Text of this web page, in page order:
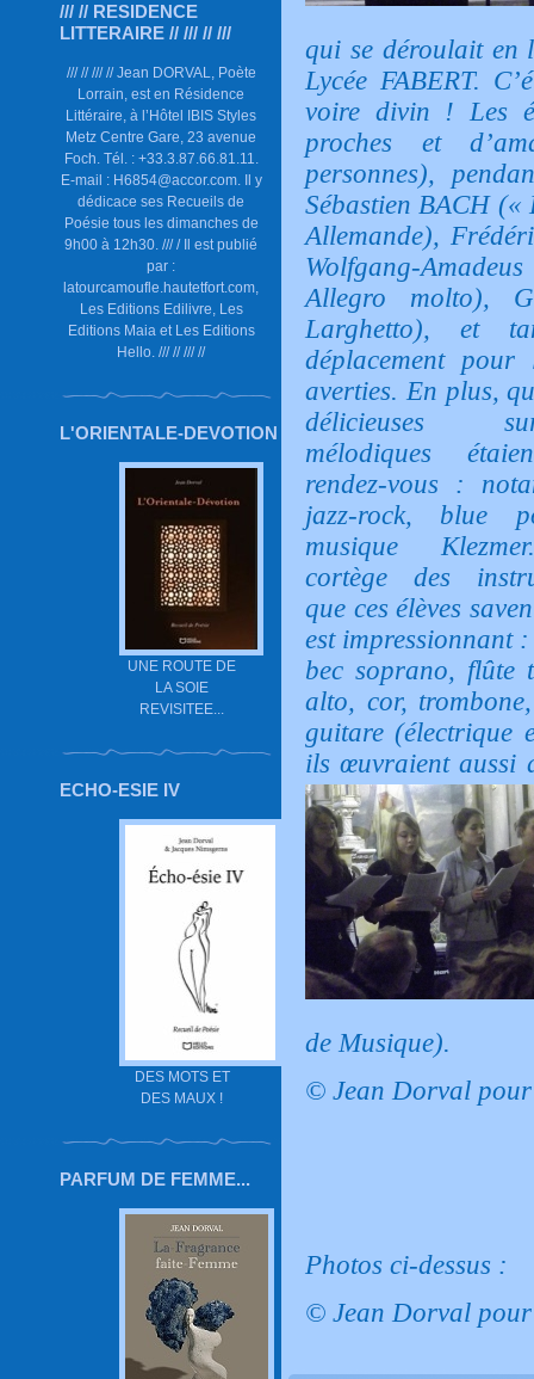
/// // RESIDENCE
LITTERAIRE // /// // ///
/// // /// // Jean DORVAL, Poète
Lorrain, est en Résidence
Littéraire, à l’Hôtel IBIS Styles
Metz Centre Gare, 23 avenue
Foch. Tél. : +33.3.87.66.81.11.
E-mail : H6854@accor.com. Il y
dédicace ses Recueils de
Poésie tous les dimanches de
9h00 à 12h30. /// / Il est publié
par :
latourcamoufle.hautetfort.com,
Les Editions Edilivre, Les
Editions Maia et Les Editions
Hello. /// // /// //
L'ORIENTALE-DEVOTION
UNE ROUTE DE
LA SOIE
REVISITEE...
ECHO-ESIE IV
DES MOTS ET
DES MAUX !
PARFUM DE FEMME...
qui se déroulait en
Lycée FABERT.
voire divin ! Les
proches et
personnes),
Sébastien BACH («
Allemande),
Wolfgang-
Allegro molto),
Larghetto), et
déplacement
averties. En plus,
délicieuses
mélodiques
rendez-vous :
jazz-rock, blue
musique
cortège des
que ces élèves
est impressionnant
bec soprano, flûte
alto, cor,
guitare (électrique
ils œuvraient aussi
de Musique).
© Jean Dorval
Photos ci-dessus :
© Jean Dorval